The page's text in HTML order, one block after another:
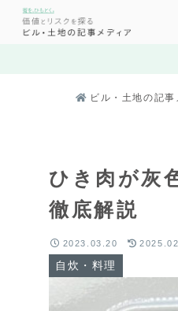
ビル・土地の記
ひき肉が灰
徹底解説
自炊・料理
2023.03.20